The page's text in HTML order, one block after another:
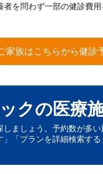
を問わず一部の健診費
家族はこちらから健
クの医療
ましょう。予約数が多
「プランを詳細検索す